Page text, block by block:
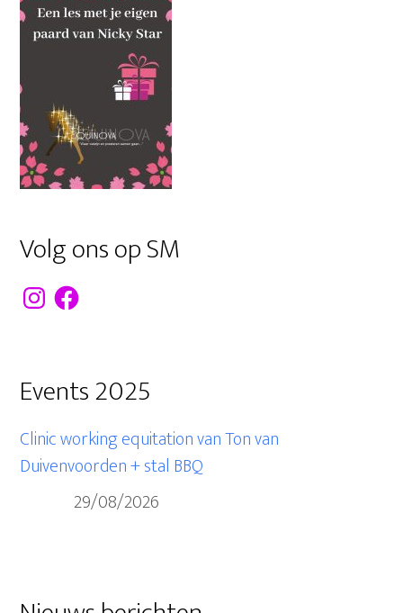
Volg ons op SM
InstagramFacebook
Events 2025
Clinic working equitation van Ton van
Duivenvoorden + stal BBQ
29/08/2026